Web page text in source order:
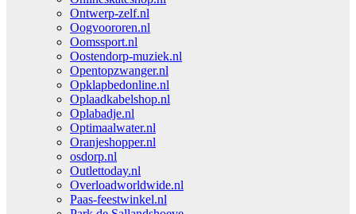
Ontwerp-zelf.nl
Oogvoororen.nl
Oomssport.nl
Oostendorp-muziek.nl
Opentopzwanger.nl
Opklapbedonline.nl
Oplaadkabelshop.nl
Oplabadje.nl
Optimaalwater.nl
Oranjeshopper.nl
osdorp.nl
Outlettoday.nl
Overloadworldwide.nl
Paas-feestwinkel.nl